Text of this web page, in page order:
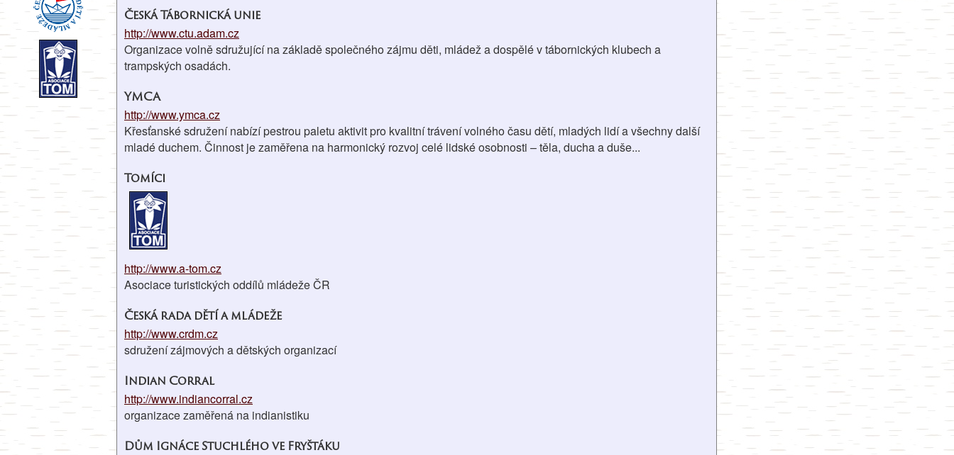
Česká Tábornická unie
http://www.ctu.adam.cz
Organizace volně sdružující na základě společného zájmu děti, mládež a dospělé v tábornických klubech a
trampských osadách.
YMCA
http://www.ymca.cz
Křesťanské sdružení nabízí pestrou paletu aktivit pro kvalitní trávení volného času dětí, mladých lidí a všechny další
mladé duchem. Činnost je zaměřena na harmonický rozvoj celé lidské osobnosti – těla, ducha a duše...
Tomíci
http://www.a-tom.cz
Asociace turistických oddílů mládeže ČR
Česká rada dětí a mládeže
http://www.crdm.cz
sdružení zájmových a dětských organizací
Indian Corral
http://www.indiancorral.cz
organizace zaměřená na indianistiku
Dům Ignáce Stuchlého ve Fryštáku